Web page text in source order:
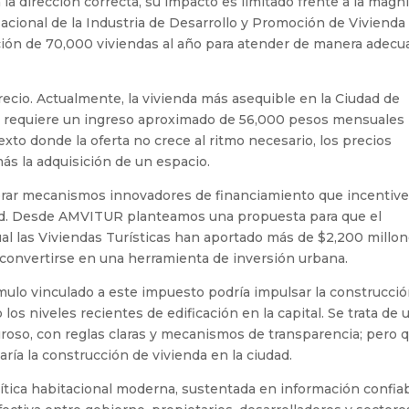
de la Industria de Desarrollo y Promoción de Vivienda
de 70,000 viviendas al año para atender de manera
Actualmente, la vivienda más asequible en la Ciudad de
un ingreso aproximado de 56,000 pesos mensuales
donde la oferta no crece al ritmo necesario, los precios
la adquisición de un espacio.
mecanismos innovadores de financiamiento que
Desde AMVITUR planteamos una propuesta para que el
las Viviendas Turísticas han aportado más de $2,200
en una herramienta de inversión urbana.
vinculado a este impuesto podría impulsar la
los niveles recientes de edificación en la capital. Se trata de
con reglas claras y mecanismos de transparencia; pero
la construcción de vivienda en la ciudad.
habitacional moderna, sustentada en información